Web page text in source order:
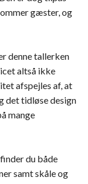
gæster, og
denne tallerken
altså ikke
afspejles af, at
det tidløse design
mange
finder du både
samt skåle og